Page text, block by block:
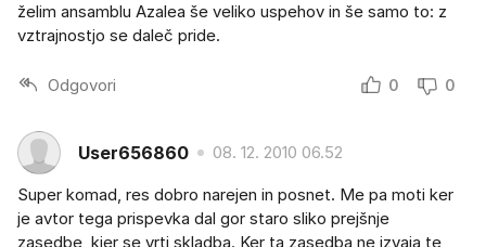
želim ansamblu Azalea še veliko uspehov in še samo to: z
vztrajnostjo se daleč pride.
Odgovori 0 0
User656860 08. 12. 2010 06.52
Super komad, res dobro narejen in posnet. Me pa moti ker
je avtor tega prispevka dal gor staro sliko prejšnje
zasedbe, kjer se vrti skladba. Ker ta zasedba ne izvaja te